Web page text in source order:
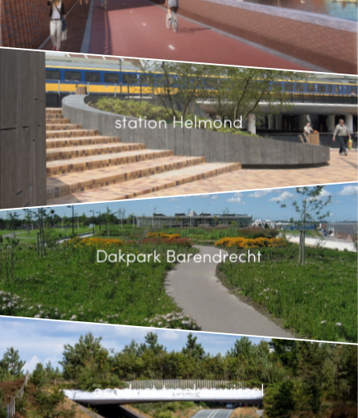
station Helmond
Dakpark Barendrecht
ecoduct treeker wissel